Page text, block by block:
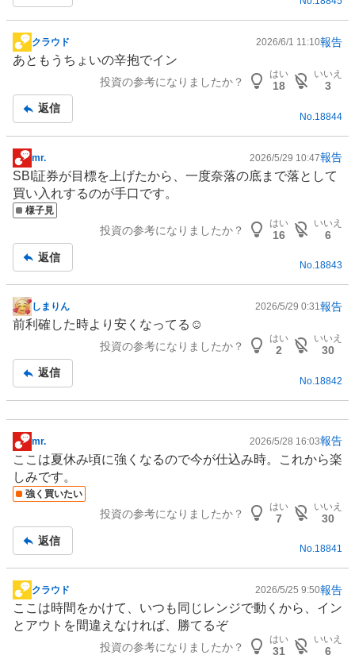
掲
示
事
クラウド 2026/6/1 11:10報告
あともうちょいの辛抱でイン
投資の参考になりましたか？
はい
18
いいえ
3
返信
No. 18844
掲
示
板
記
mr. 2026/5/29 10:47報告
SBI 証券が目標を上げたから、一度奈落の底まで落として
買い入れするのが手口です。
様子見
投資の参考になりましたか？
はい
16
いいえ
6
返信
No.18843
掲
示
事
しまりん 2026/5/29 0:31報告
前利確した時より安くなってる☺️
投資の参考になりましたか？
はい
2
いいえ
30
返信
No. 18842
掲
示
板
記
mr. 2026/5/28 16:03報告
ここは夏休み頃に強くなるので今が仕込み時。これから楽
しみです。
強く買いたい
投資の参考になりましたか？
はい
7
いいえ
30
返信
No.18841
掲
示
板
クラウド 2026/5/25 9:50報告
ここは時間をかけて、いつも同じレンジで動くから、イン
とアウトを間違えなければ、勝てるぞ
投資の参考になりましたか？
はい
31
いいえ
6